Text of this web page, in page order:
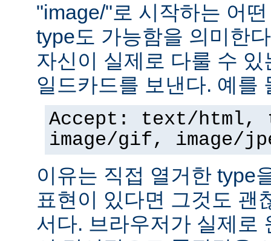
"image/"로 시작하는 어
type도 가능함을 의미한
자신이 실제로 다룰 수
일드카드를 보낸다. 예를
Accept: text/
image/gif, image/
이유는 직접 열거한 type
표현이 있다면 그것도 괜
서다. 브라우저가 실제로